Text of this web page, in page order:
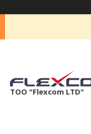
ТОО "Flexcom LTD"